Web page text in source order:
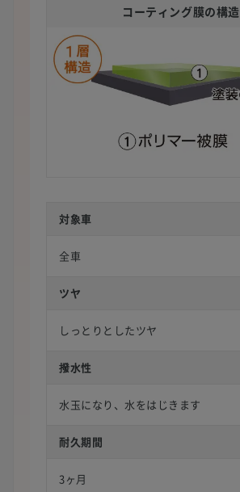
コーティング膜の構造
対象車
全車
ツヤ
しっとりとしたツヤ
撥水性
水玉になり、水をはじきます
耐久期間
3ヶ月